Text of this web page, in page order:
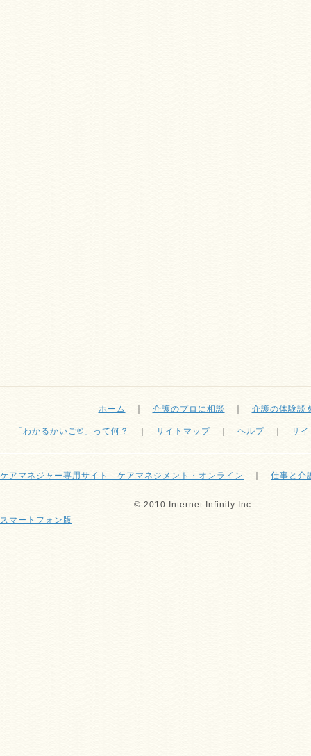
ホーム 介護のプロに相談 介護の体験談
「わかるかいご®」って何？ サイトマップ｜ ヘルプ｜ サ
ケアマネジャー専用サイト ケアマネジメント・オンライン 仕事と介
© 2010 Internet Infinity Inc.
スマートフォン版